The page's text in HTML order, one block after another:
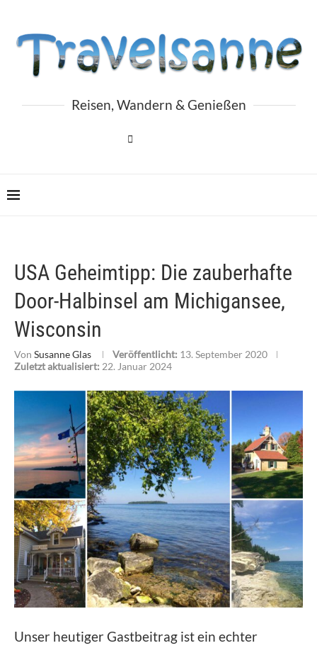
Reisen, Wandern & Genießen
USA Geheimtipp: Die zauberhafte
Door-Halbinsel am Michigansee,
Wisconsin
Von Susanne Glas Veröffentlicht: 13. September 2020
Zuletzt aktualisiert: 22. Januar 2024
Unser heutiger Gastbeitrag ist ein echter